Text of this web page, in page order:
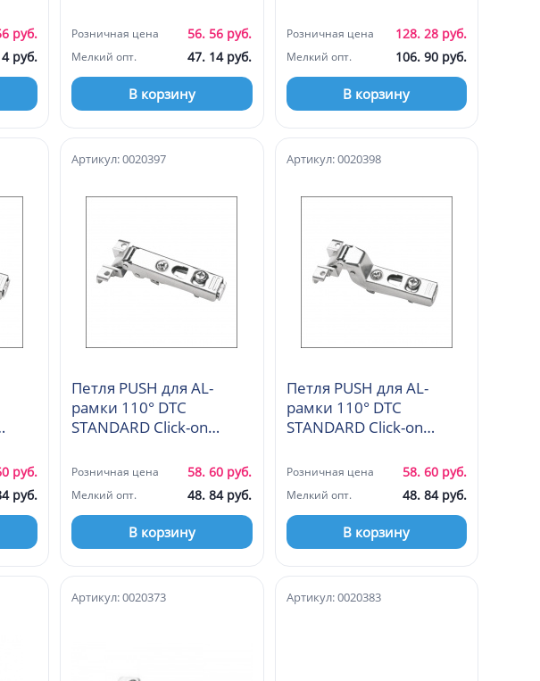
руб.
руб.
Розничная цена 56. 56 руб.
Мелкий опт. 47. 14 руб.
В корзину
(C98H675)
Розничная цена 128. 28 руб.
Мелкий опт. 106. 90 руб.
В корзину
руб.
руб.
Петля PUSH для AL-
рамки 110° DTC
STANDARD Click-on
Артикул: 0020397
Розничная цена 58. 60 руб.
Мелкий опт. 48. 84 руб.
В корзину
Петля PUSH для AL-
рамки 110° DTC
STANDARD Click-on
Артикул: 0020398
Розничная цена 58. 60 руб.
Мелкий опт. 48. 84 руб.
В корзину
Артикул: 0020373 Артикул: 0020383